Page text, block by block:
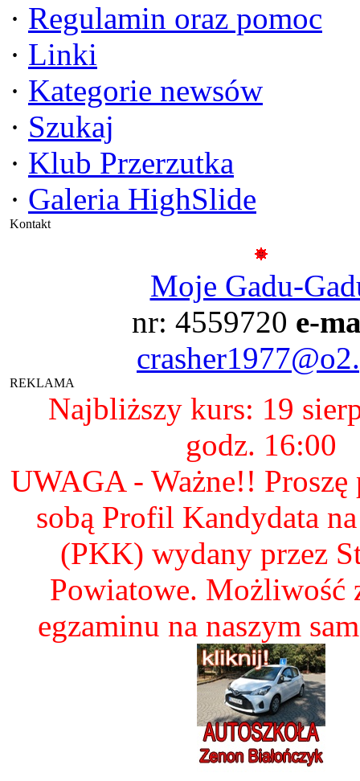
· Regulamin oraz pomoc
· Linki
· Kategorie newsów
· Szukaj
· Klub Przerzutka
· Galeria HighSlide
Kontakt
Moje Gadu-
nr: 4559720 e-
REKLAMA
Najbliższy kurs: 19
godz. 16:00
UWAGA - Ważne!! Proszę
sobą Profil Kandydata
(PKK) wydany przez
Powiatowe. Możliwość
egzaminu na naszym